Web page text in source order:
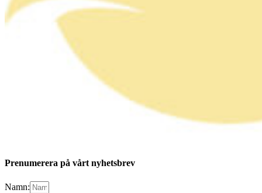
Prenumerera på vårt nyhetsbrev
Namn: